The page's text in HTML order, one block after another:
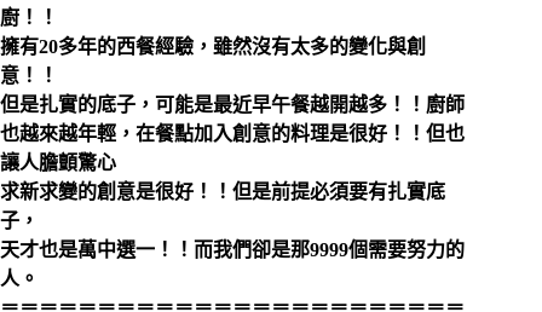
廚！！
擁有20多年的西餐經驗，雖然沒有太多的變化與創
意！！
但是扎實的底子，可能是最近早午餐越開越多！！廚師
也越來越年輕，在餐點加入創意的料理是很好！！但也
讓人膽顫驚心
求新求變的創意是很好！！但是前提必須要有扎實底
子，
天才也是萬中選一！！而我們卻是那9999個需要努力的
人。
＝＝＝＝＝＝＝＝＝＝＝＝＝＝＝＝＝＝＝＝＝＝＝＝